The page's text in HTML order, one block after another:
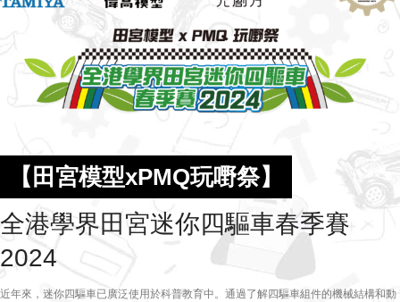
【田宮模型xPMQ玩嘢祭】
全港學界田宮迷你四驅車春季賽
2024
近年來，迷你四驅車已廣泛使用於科普教育中。通過了解四驅車組件的機械結構和動